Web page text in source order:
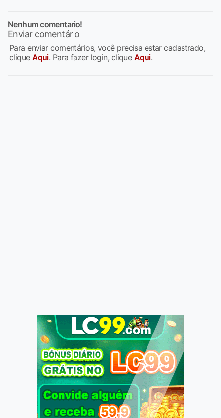
Nenhum comentario!
Enviar comentário
Para enviar comentários, você precisa estar cadastrado,
cliqueAqui. Para fazer login, clique Aqui.